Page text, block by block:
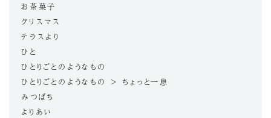
お茶菓子
クリスマス
テラスより
ひと
ひとりごとのようなもの
ひとりごとのようなもの > ちょっと一息
みつばち
よりあい